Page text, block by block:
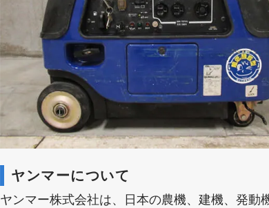
ヤンマーについて
ヤンマー株式会社は、日本の農機、建機、発